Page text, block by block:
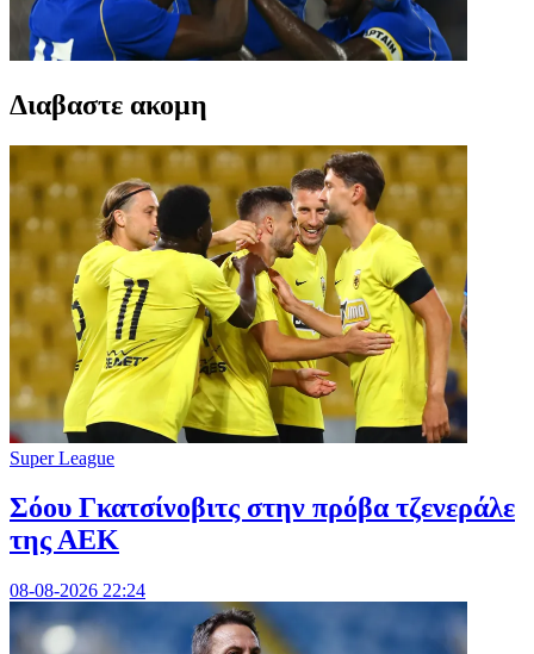
Διαβαστε ακομη
Super League
Σόου Γκατσίνοβιτς στην πρόβα τζενεράλε
της ΑΕΚ
08-08-2026 22:24